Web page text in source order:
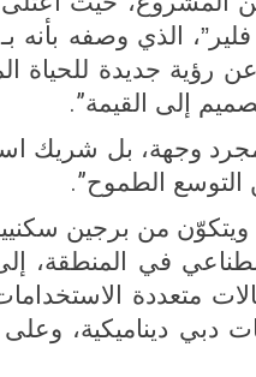
الذي وصفه بأنه بـ
رؤية جديدة للحياة
إلى القيمة.”
وجهة، بل شريك
التوسع الطموح.”
من برجين سكنيين
في المنطقة،
متعددة
دبي ديناميكية،